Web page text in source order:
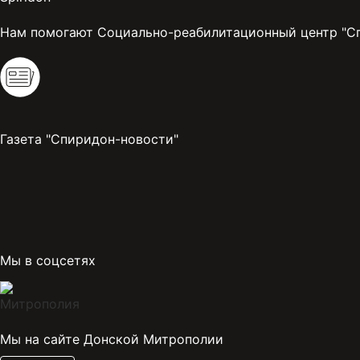
Нам помогают Социально-реабилитационный центр
Газета "Спиридон-новости"
Мы в соцсетях
Мы на сайте Донской Митрополии